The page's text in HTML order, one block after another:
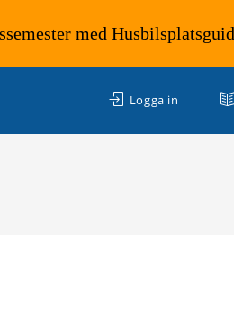
Logga in
med